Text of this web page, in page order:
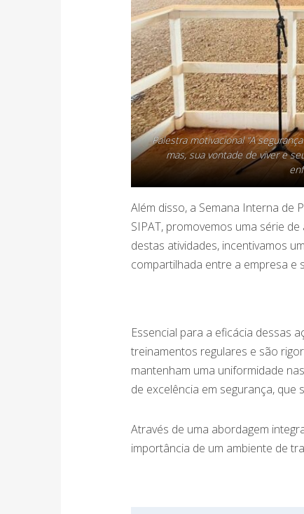
Palestra motivacional “A
mas, sua vontade de viver e
Além disso, a Semana Interna de
SIPAT, promovemos uma série
destas atividades, incentivamos
compartilhada entre a empresa e
Essencial para a eficácia dessas
treinamentos regulares e são
mantenham uma uniformidade
de excelência em segurança,
Através de uma abordagem
importância de um ambiente de